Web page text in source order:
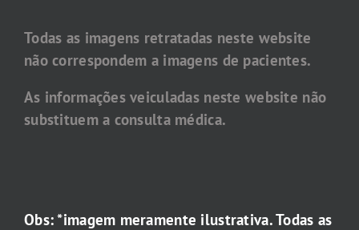
Todas as imagens retratadas neste website
não correspondem a imagens de pacientes.
As informações veiculadas neste website não
substituem a consulta médica.
Obs: *imagem meramente ilustrativa. Todas as